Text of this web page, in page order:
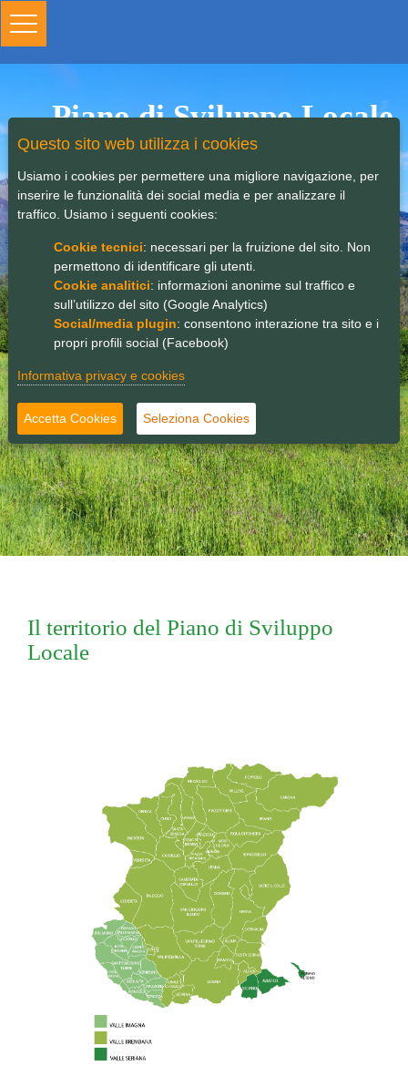
Toggle
Piano di Sviluppo Locale
Il territorio del Piano di Sviluppo
Locale
Questo sito web utilizza i cookies
Usiamo i cookies per permettere una migliore navigazione, per
inserire le funzionalità dei social media e per analizzare il
traffico. Usiamo i seguenti cookies:
Cookie tecnici: necessari per la fruizione del sito. Non
permettono di identificare gli utenti.
Cookie analitici: informazioni anonime sul traffico e
sull’utilizzo del sito (Google Analytics)
Social/media plugin: consentono interazione tra sito e i
propri profili social (Facebook)
Informativa privacy e cookies
Accetta Cookies Seleziona Cookies